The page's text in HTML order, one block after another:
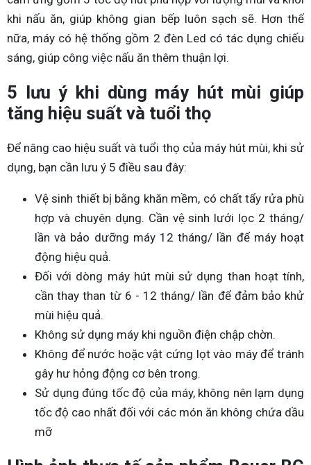
khi nấu ăn, giúp không gian bếp luôn sạch sẽ. Hơn thế
nữa, máy có hệ thống gồm 2 đèn Led có tác dụng chiếu
sáng, giúp công việc nấu ăn thêm thuận lợi.
5 lưu ý khi dùng máy hút mùi giúp
tăng hiệu suất và tuổi thọ
Để nâng cao hiệu suất và tuổi thọ của máy hút mùi, khi sử
dụng, bạn cần lưu ý 5 điều sau đây:
Vệ sinh thiết bị bằng khăn mềm, có chất tẩy rửa phù
hợp và chuyên dụng. Cần vệ sinh lưới lọc 2 tháng/
lần và bảo dưỡng máy 12 tháng/ lần để máy hoạt
động hiệu quả.
Đối với dòng máy hút mùi sử dụng than hoạt tính,
cần thay than từ 6 - 12 tháng/ lần để đảm bảo khử
mùi hiệu quả.
Không sử dụng máy khi nguồn điện chập chờn.
Không để nước hoặc vật cứng lọt vào máy để tránh
gây hư hỏng động cơ bên trong.
Sử dụng đúng tốc độ của máy, không nên lạm dụng
tốc độ cao nhất đối với các món ăn không chứa dầu
mỡ